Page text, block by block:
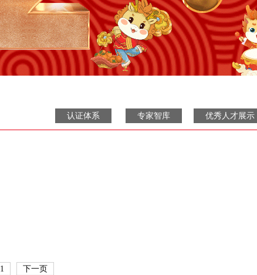
认证体系 专家智库 优秀人才展示
1 下一页